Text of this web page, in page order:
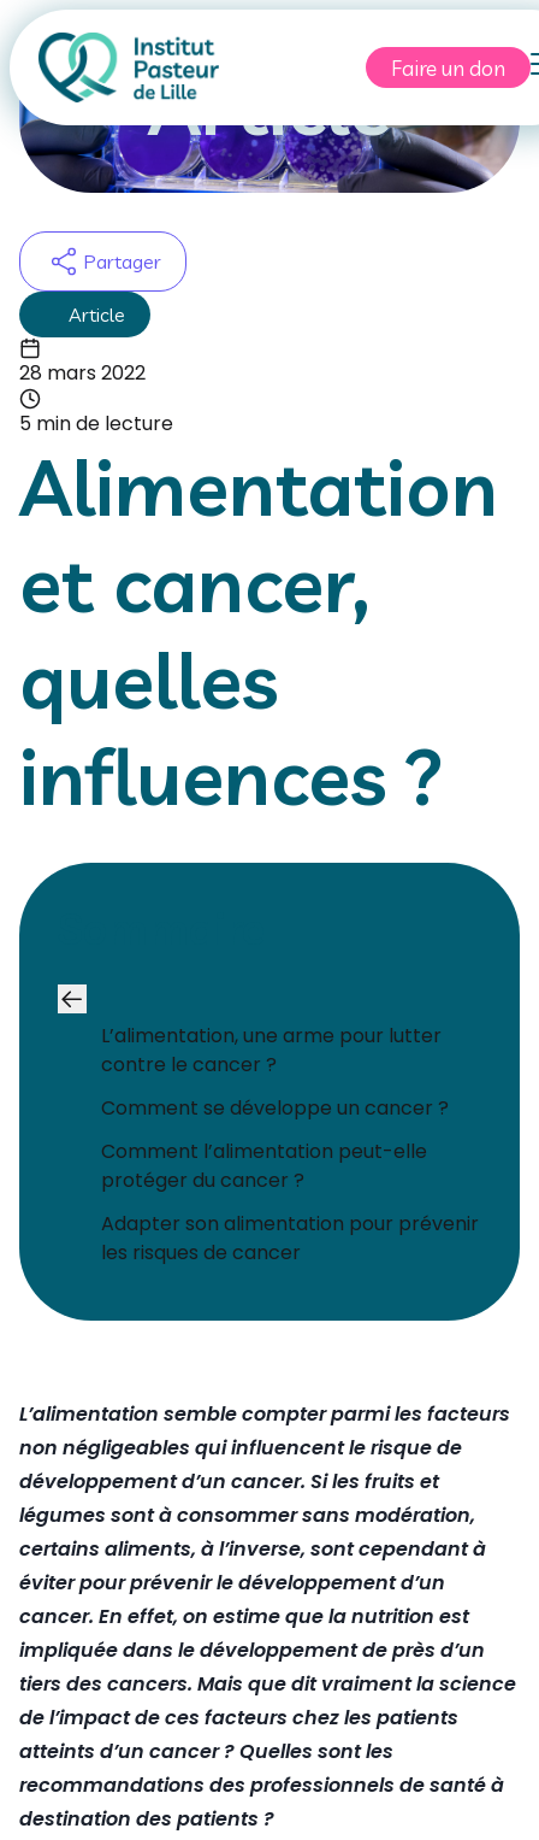
ArticleFaire un don
Partager
Article
28 mars 2022
5 min de lecture
Alimentation
et cancer,
quelles
influences ?
L’alimentation, une arme pour lutter
contre le cancer ?
Comment se développe un cancer ?
Comment l’alimentation peut-elle
protéger du cancer ?
Adapter son alimentation pour prévenir
les risques de cancer
L’alimentation semble compter parmi les facteurs
non négligeables qui influencent le risque de
développement d’un cancer. Si les fruits et
légumes sont à consommer sans modération,
certains aliments, à l’inverse, sont cependant à
éviter pour prévenir le développement d’un
cancer. En effet, on estime que la nutrition est
impliquée dans le développement de près d’un
tiers des cancers. Mais que dit vraiment la science
de l’impact de ces facteurs chez les patients
atteints d’un cancer ? Quelles sont les
recommandations des professionnels de santé à
destination des patients ?